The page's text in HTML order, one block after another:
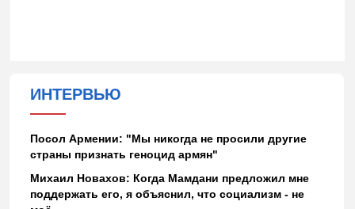
ИНТЕРВЬЮ
Посол Армении: "Мы никогда не просили другие
страны признать геноцид армян"
Михаил Новахов: Когда Мамдани предложил мне
поддержать его, я объяснил, что социализм - не